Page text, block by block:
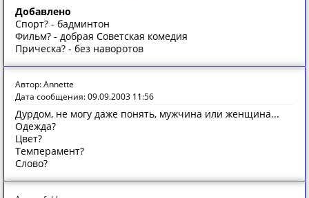
Добавлено
Спорт? - бадминтон
Фильм? - добрая Советская комедия
Прическа? - без наворотов
Автор: Annette
Дата сообщения: 09.09.2003 11:56
Дурдом, не могу даже понять, мужчина или женщина...
Одежда?
Цвет?
Темперамент?
Слово?